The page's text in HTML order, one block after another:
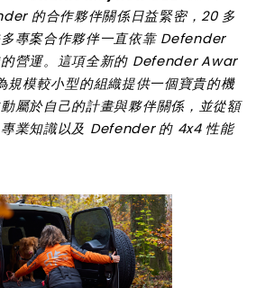
的合作夥伴關係日益緊密，20 多
專案合作夥伴一直依靠Defender
營運。這項全新的 Defender Awar
規模較小型的組織提供一個寶貴的機
屬於自己的計畫與夥伴關係，並從額
專業知識以及 Defender 的4x4 性能